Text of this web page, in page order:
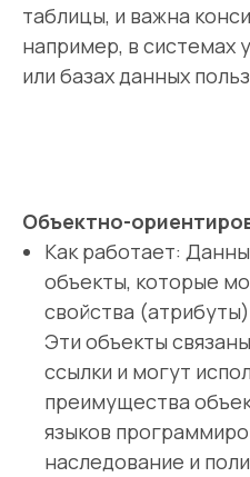
таблицы, и важна
например, в системах
или базах данных
Объектно-
Как работает:
объекты, которые
свойства
Эти объекты
ссылки и могут
преимущества
языков
наследование и